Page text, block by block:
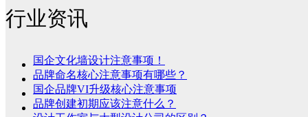
行业资讯
国企文化墙设计注意事项！
品牌命名核心注意事项有哪些？
国企品牌VI升级核心注意事项
品牌创建初期应该注意什么？